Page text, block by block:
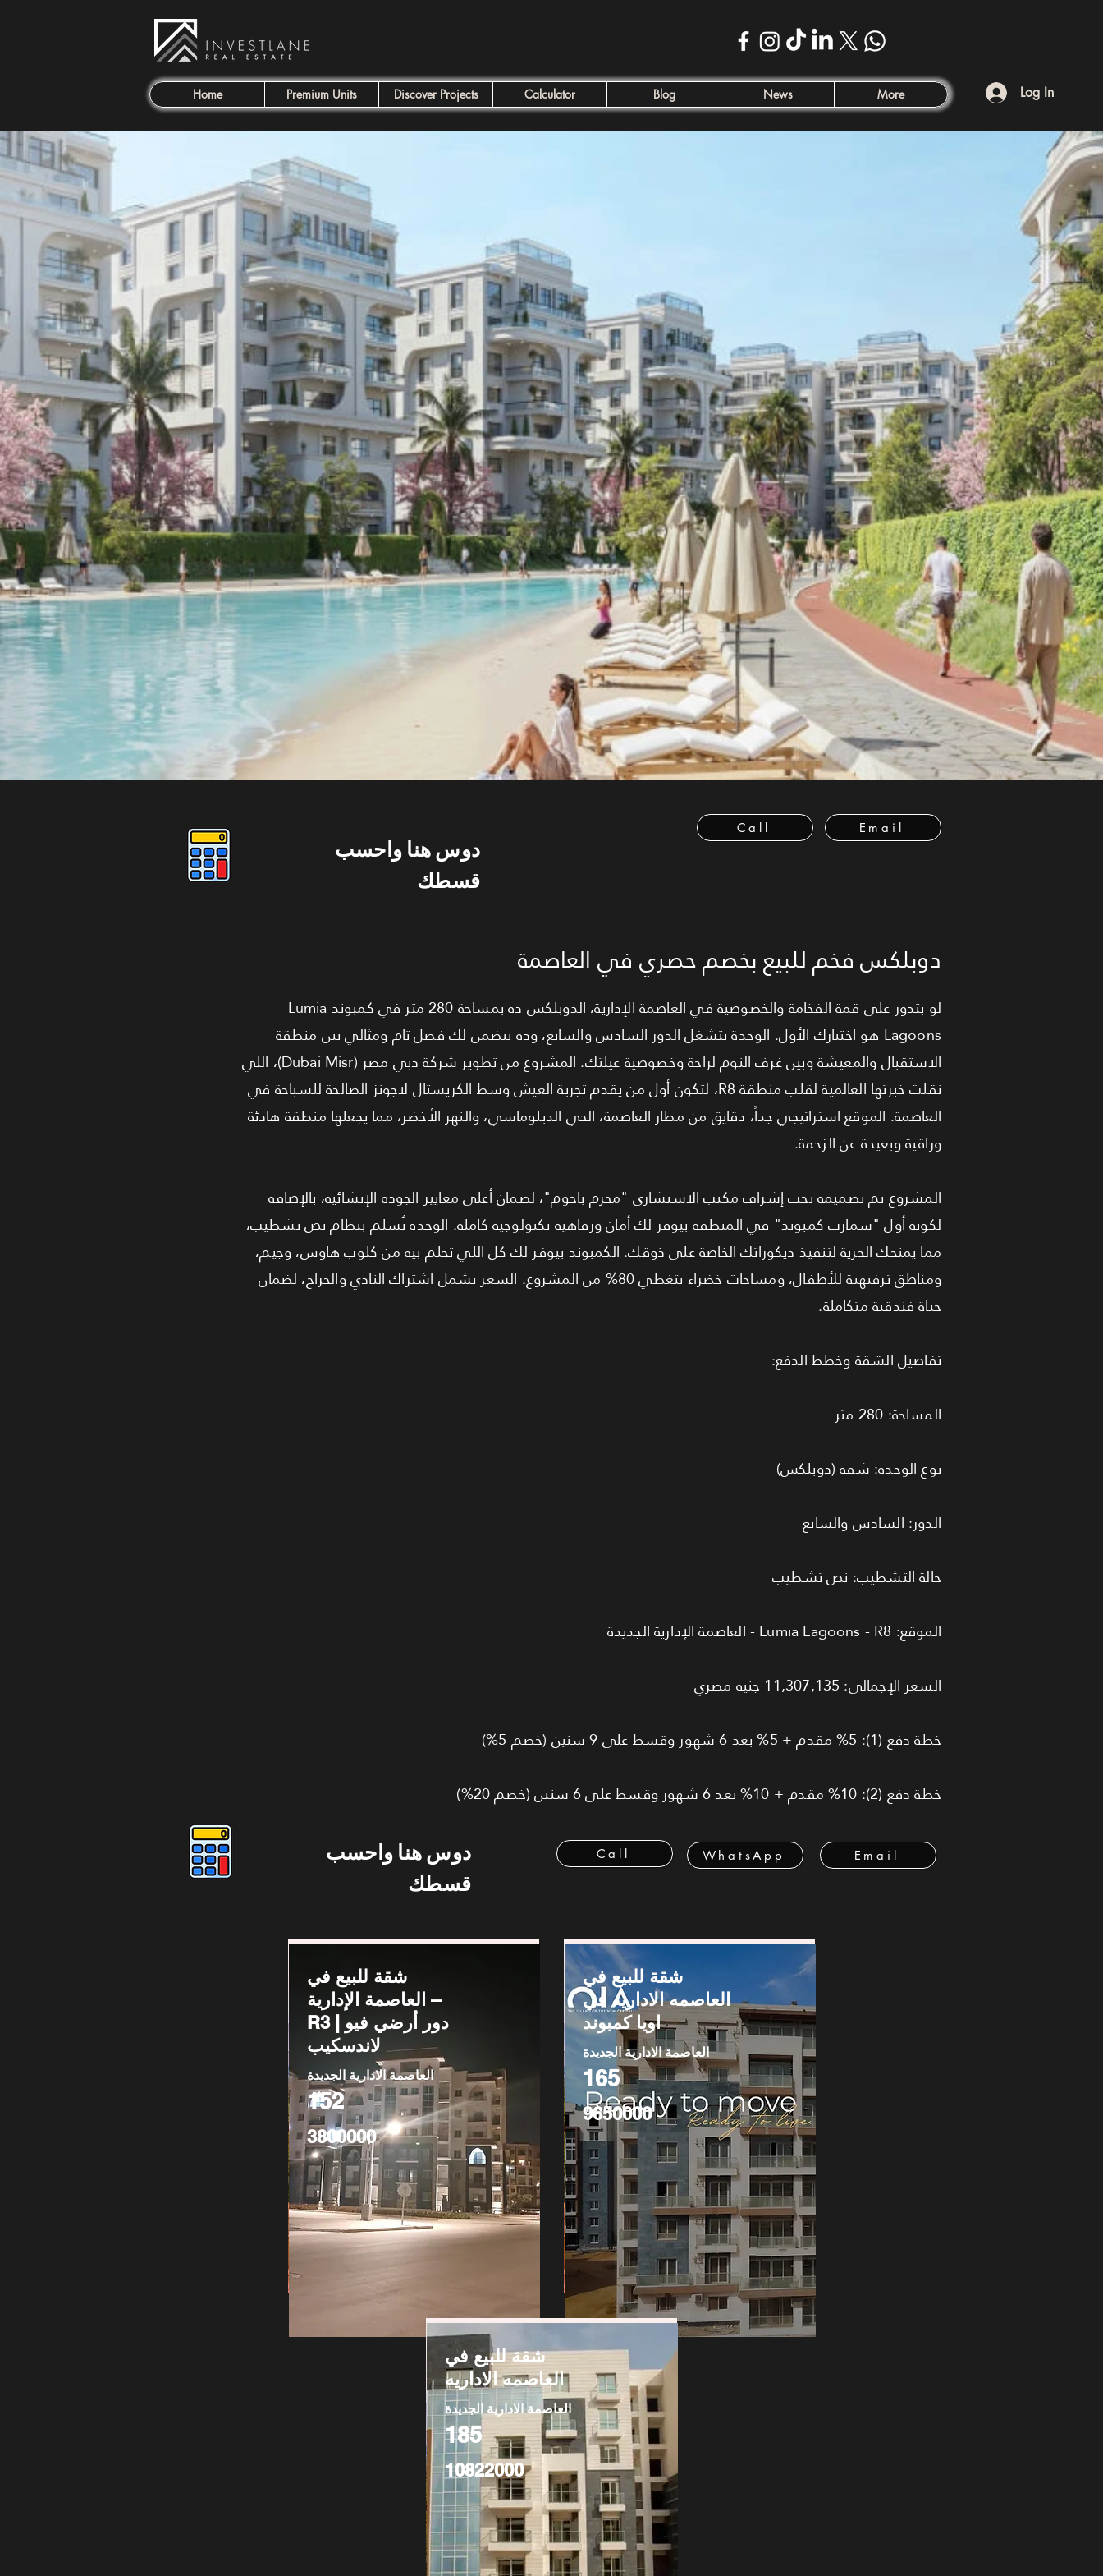
Home Premium Units Discover Projects Calculator Blog News More Log In
دوس هنا واحسب
قسطك
Call Email
دوبلكس فخم للبيع بخصم حصري في العاصمة
لو بتدور على قمة الفخامة والخصوصية في العاصمة الإدارية، الدوبلكس ده بمساحة 280 متر في كمبوند Lumia
Lagoons هو اختيارك الأول. الوحدة بتشغل الدور السادس والسابع، وده بيضمن لك فصل تام ومثالي بين منطقة
الاستقبال والمعيشة وبين غرف النوم لراحة وخصوصية عيلتك. المشروع من تطوير شركة دبي مصر (Dubai Misr)، اللي
نقلت خبرتها العالمية لقلب منطقة R8، لتكون أول من يقدم تجربة العيش وسط الكريستال لاجونز الصالحة للسباحة في
العاصمة. الموقع استراتيجي جداً، دقايق من مطار العاصمة، الحي الدبلوماسي، والنهر الأخضر، مما يجعلها منطقة هادئة
وراقية وبعيدة عن الزحمة.
المشروع تم تصميمه تحت إشراف مكتب الاستشاري "محرم باخوم"، لضمان أعلى معايير الجودة الإنشائية، بالإضافة
لكونه أول "سمارت كمبوند" في المنطقة بيوفر لك أمان ورفاهية تكنولوجية كاملة. الوحدة تُسلم بنظام نص تشطيب،
مما يمنحك الحرية لتنفيذ ديكوراتك الخاصة على ذوقك. الكمبوند بيوفر لك كل اللي تحلم بيه من كلوب هاوس، وجيم،
ومناطق ترفيهية للأطفال، ومساحات خضراء بتغطي 80% من المشروع. السعر يشمل اشتراك النادي والجراج، لضمان
حياة فندقية متكاملة.
تفاصيل الشقة وخطط الدفع:
المساحة: 280 متر
نوع الوحدة: شقة (دوبلكس)
الدور: السادس والسابع
حالة التشطيب: نص تشطيب
الموقع: Lumia Lagoons - R8 - العاصمة الإدارية الجديدة
السعر الإجمالي: 11,307,135 جنيه مصري
خطة دفع (1): 5% مقدم + 5% بعد 6 شهور وقسط على 9 سنين (خصم 5%)
خطة دفع (2): 10% مقدم + 10% بعد 6 شهور وقسط على 6 سنين (خصم 20%)
دوس هنا واحسب
قسطك
Call WhatsApp Email
شقة للبيع في
العاصمة الإدارية –
R3 | دور أرضي فيو
لاندسكيب
العاصمة الادارية الجديدة
152
3800000
شقة للبيع في
العاصمه الاداريه في
اويا كمبوند
العاصمة الادارية الجديدة
165
9650000
شقة للبيع في
العاصمه الاداريه
العاصمة الادارية الجديدة
185
10822000